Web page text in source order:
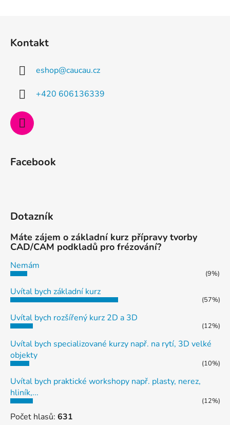
Kontakt
eshop@caucau.cz
+420 606136339
Facebook
Dotazník
Máte zájem o základní kurz přípravy tvorby
CAD/CAM podkladů pro frézování?
Nemám
(9%)
Uvítal bych základní kurz
(57%)
Uvítal bych rozšířený kurz 2D a 3D
(12%)
Uvítal bych specializované kurzy např. na rytí, 3D velké
objekty
(10%)
Uvítal bych praktické workshopy např. plasty, nerez,
hliník,...
(12%)
Počet hlasů: 631